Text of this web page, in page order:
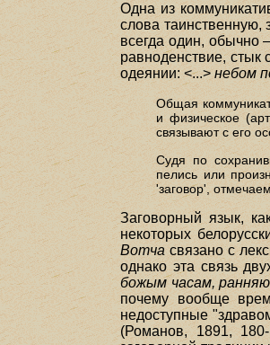
Одна из
слова таинственную,
всегда один, обычно
равноденствие, стык
одеянии: <...>небом
Общая
и физическое
связывают с его
Судя по
пелись или
'заговор',
Заговорный язык,
некоторых
Вотча связано с
однако эта связь
божым часам,
почему вообще
недоступные
(Романов, 1891,